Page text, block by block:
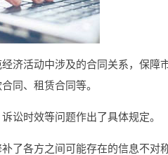
济活动中涉及的合同关系，保障
同、租赁合同等。
讼时效等问题作出了具体规定。
了各方之间可能存在的信息不对